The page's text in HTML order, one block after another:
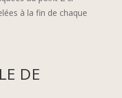
à la fin de chaque
DE